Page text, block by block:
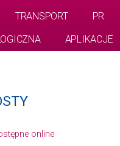
TRANSPORT
PR
APLIKACJE
online